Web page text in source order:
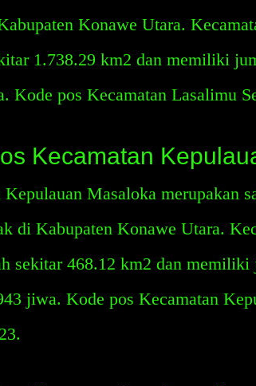
Konawe Utara.
1.738.29 km2 dan memiliki
Kode pos Kecamatan Lasalimu
Kecamatan
Kepulauan Masaloka merupakan
di Kabupaten Konawe Utara.
sekitar 468.12 km2 dan memiliki
jiwa. Kode pos Kecamatan